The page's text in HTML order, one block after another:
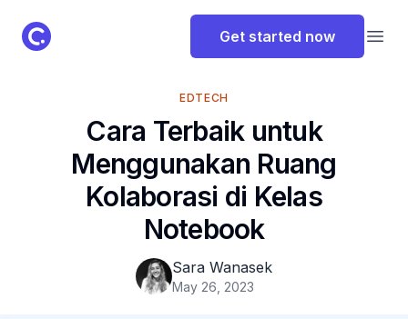
ClassPoint Logo Get started now
EDTECH
Cara Terbaik untuk
Menggunakan Ruang
Kolaborasi di Kelas
Notebook
Sara Wanasek
May 26, 2023